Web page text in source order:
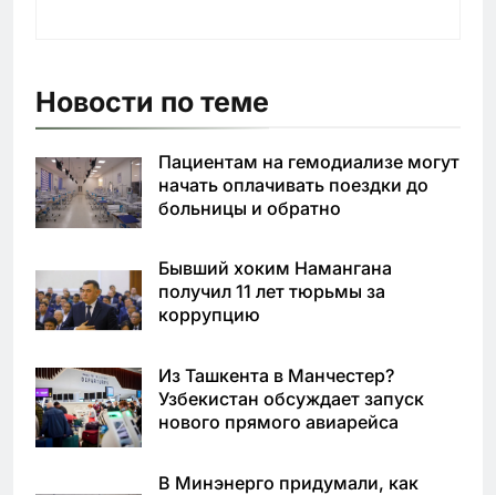
Новости по теме
Пациентам на гемодиализе могут
начать оплачивать поездки до
больницы и обратно
Бывший хоким Намангана
получил 11 лет тюрьмы за
коррупцию
Из Ташкента в Манчестер?
Узбекистан обсуждает запуск
нового прямого авиарейса
В Минэнерго придумали, как